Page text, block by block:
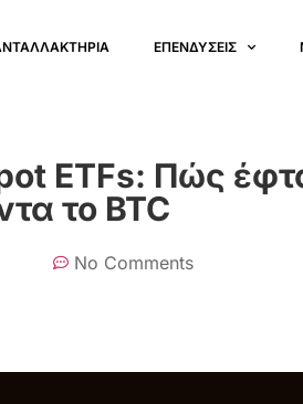
ΕΠΕΝΔΥΣΕΙΣ
ETFs: Πώς
το BTC
No Comments